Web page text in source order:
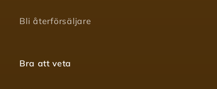
Bli återförsäljare
Bra att veta